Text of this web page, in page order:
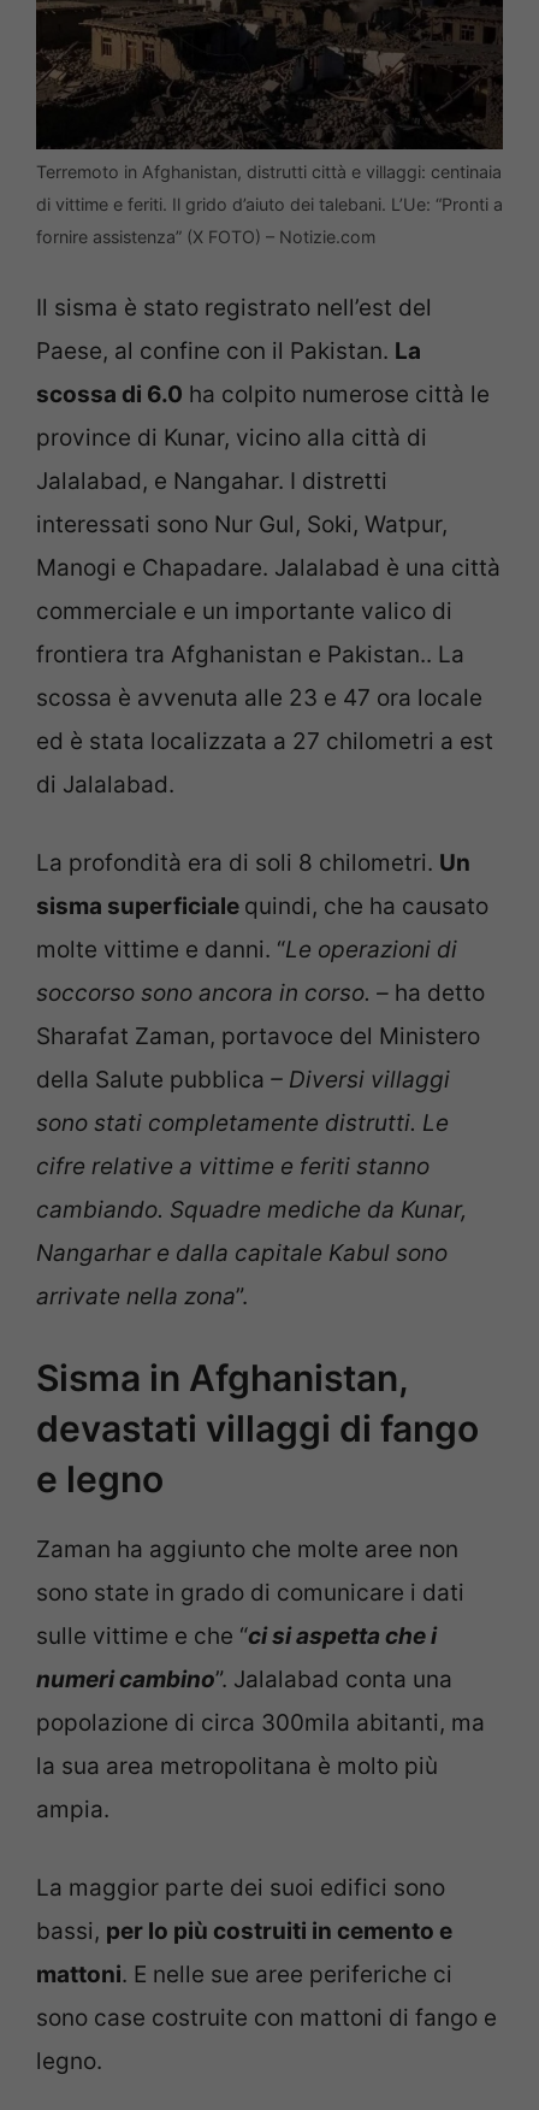
Terremoto in Afghanistan, distrutti città e villaggi: centinaia
di vittime e feriti. Il grido d’aiuto dei talebani. L’Ue: “Pronti a
fornire assistenza” (X FOTO) – Notizie.com
Il sisma è stato registrato nell’est del
Paese, al confine con il Pakistan. La
scossa di 6.0 ha colpito numerose città le
province di Kunar, vicino alla città di
Jalalabad, e Nangahar. I distretti
interessati sono Nur Gul, Soki, Watpur,
Manogi e Chapadare. Jalalabad è una città
commerciale e un importante valico di
frontiera tra Afghanistan e Pakistan.. La
scossa è avvenuta alle 23 e 47 ora locale
ed è stata localizzata a 27 chilometri a est
di Jalalabad.
La profondità era di soli 8 chilometri. Un
sisma superficiale quindi, che ha causato
molte vittime e danni. “Le operazioni di
soccorso sono ancora in corso. – ha detto
Sharafat Zaman, portavoce del Ministero
della Salute pubblica – Diversi villaggi
sono stati completamente distrutti. Le
cifre relative a vittime e feriti stanno
cambiando. Squadre mediche da Kunar,
Nangarhar e dalla capitale Kabul sono
arrivate nella zona”.
Sisma in Afghanistan,
devastati villaggi di fango
e legno
Zaman ha aggiunto che molte aree non
sono state in grado di comunicare i dati
sulle vittime e che “ci si aspetta che i
numeri cambino”. Jalalabad conta una
popolazione di circa 300mila abitanti, ma
la sua area metropolitana è molto più
ampia.
La maggior parte dei suoi edifici sono
bassi, per lo più costruiti in cemento e
mattoni. E nelle sue aree periferiche ci
sono case costruite con mattoni di fango e
legno.